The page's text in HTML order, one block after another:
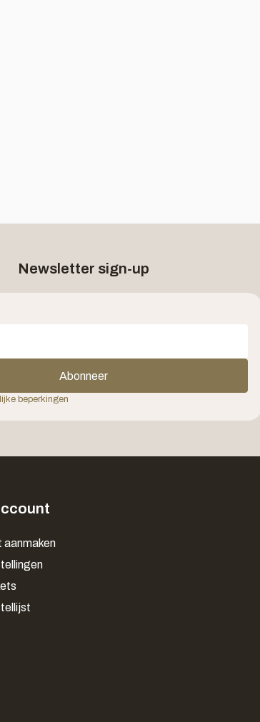
Newsletter sign-up
Abonneer
beperkingen
aanmaken